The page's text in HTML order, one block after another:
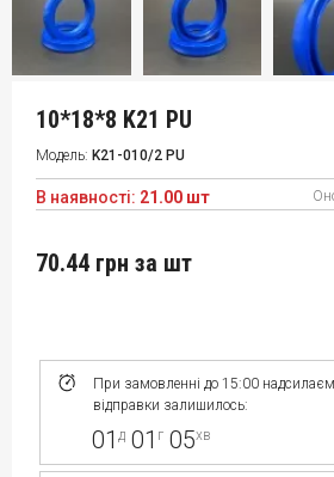
10*18*8 K21 PU
Модель: K21-010/2 PU
В наявності: 21.00 шт
При замовленні до 15:00
відправки залишилось:
01д 01 г 05хв
70.44 грн за шт